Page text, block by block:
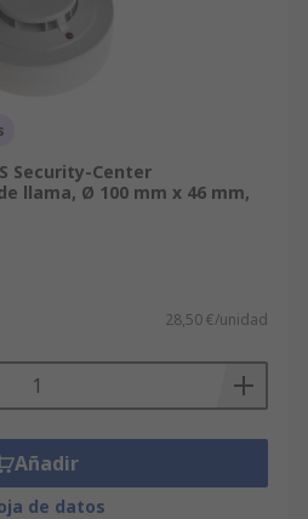
Security-Center
llama, Ø 100 mm x 46 mm,
28,50 €/unidad
Añadir
de datos